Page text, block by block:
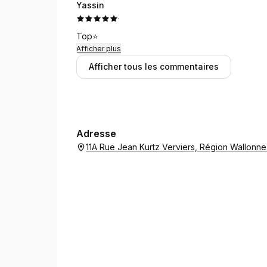
Yassin
·
Top⭐️
Afficher plus
Afficher tous les commentaires
Adresse
11A Rue Jean Kurtz Verviers, Région